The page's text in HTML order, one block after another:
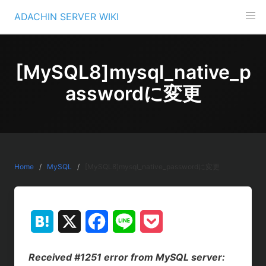
content
ADACHIN SERVER WIKI
[MySQL8]mysql_native_p
asswordに変更
Home MySQL
Received #1251 error from MySQL server: